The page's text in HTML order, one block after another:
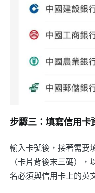
步驟三：填寫信用卡
輸入卡號後，接著需要
（卡片背後末三碼）
名必須與信用卡上的英